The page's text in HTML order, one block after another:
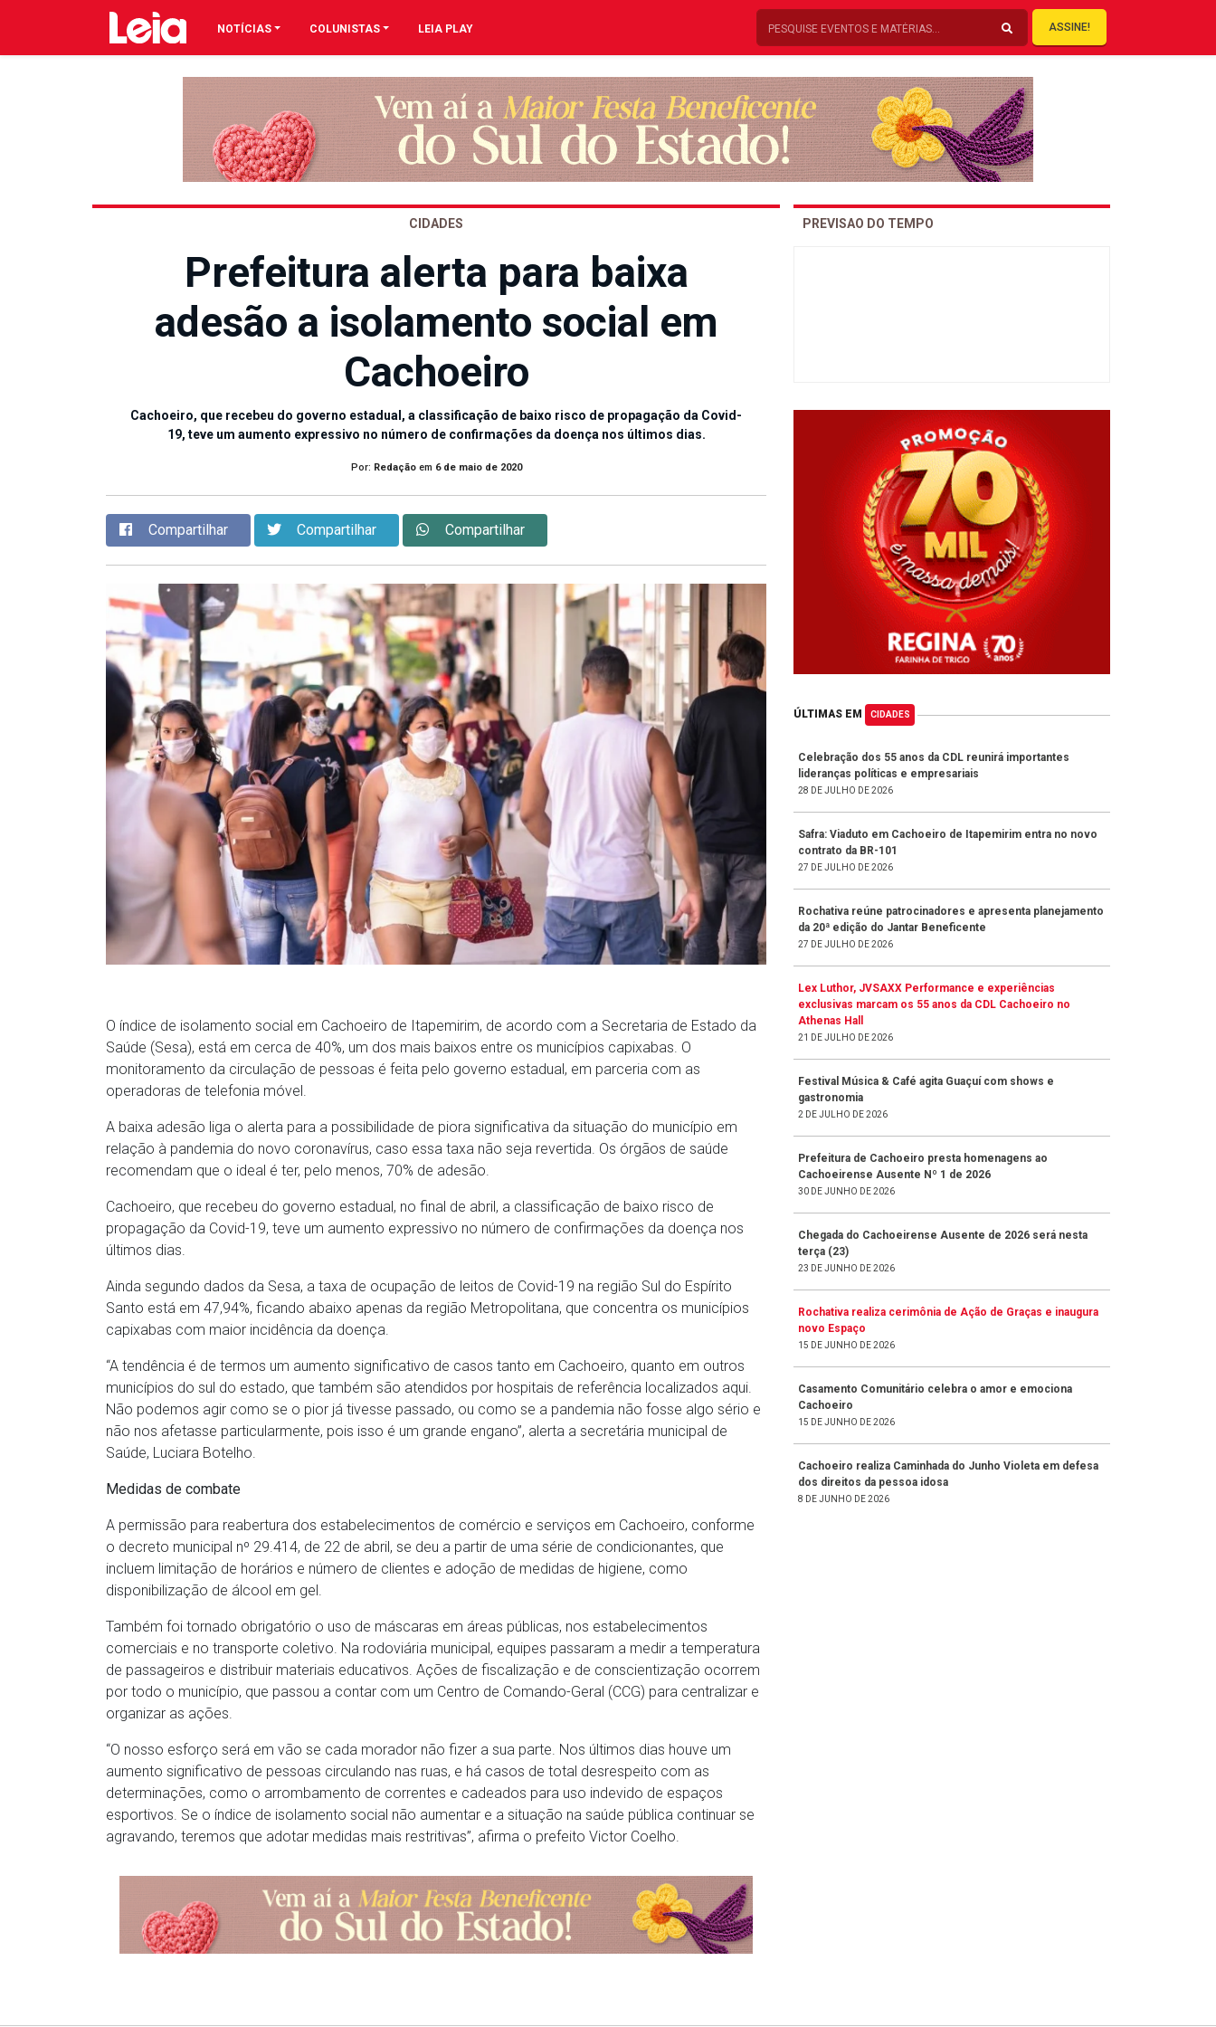
NOTÍCIAS COLUNISTAS LEIA PLAY ASSINE!
CIDADES
Prefeitura alerta para baixa
adesão a isolamento social em
Cachoeiro
Cachoeiro, que recebeu do governo estadual, a classificação de baixo risco de propagação da Covid-
19, teve um aumento expressivo no número de confirmações da doença nos últimos dias.
Por: Redaçãoem 6 de maio de 2020
Compartilhar Compartilhar Compartilhar
O índice de isolamento social em Cachoeiro de Itapemirim, de acordo com a Secretaria de Estado da
Saúde (Sesa), está em cerca de 40%, um dos mais baixos entre os municípios capixabas. O
monitoramento da circulação de pessoas é feita pelo governo estadual, em parceria com as
operadoras de telefonia móvel.
A baixa adesão liga o alerta para a possibilidade de piora significativa da situação do município em
relação à pandemia do novo coronavírus, caso essa taxa não seja revertida. Os órgãos de saúde
recomendam que o ideal é ter, pelo menos, 70% de adesão.
Cachoeiro, que recebeu do governo estadual, no final de abril, a classificação de baixo risco de
propagação da Covid-19, teve um aumento expressivo no número de confirmações da doença nos
últimos dias.
Ainda segundo dados da Sesa, a taxa de ocupação de leitos de Covid-19 na região Sul do Espírito
Santo está em 47,94%, ficando abaixo apenas da região Metropolitana, que concentra os municípios
capixabas com maior incidência da doença.
“A tendência é de termos um aumento significativo de casos tanto em Cachoeiro, quanto em outros
municípios do sul do estado, que também são atendidos por hospitais de referência localizados aqui.
Não podemos agir como se o pior já tivesse passado, ou como se a pandemia não fosse algo sério e
não nos afetasse particularmente, pois isso é um grande engano”, alerta a secretária municipal de
Saúde, Luciara Botelho.
Medidas de combate
A permissão para reabertura dos estabelecimentos de comércio e serviços em Cachoeiro, conforme
o decreto municipal nº 29.414, de 22 de abril, se deu a partir de uma série de condicionantes, que
incluem limitação de horários e número de clientes e adoção de medidas de higiene, como
disponibilização de álcool em gel.
Também foi tornado obrigatório o uso de máscaras em áreas públicas, nos estabelecimentos
comerciais e no transporte coletivo. Na rodoviária municipal, equipes passaram a medir a temperatura
de passageiros e distribuir materiais educativos. Ações de fiscalização e de conscientização ocorrem
por todo o município, que passou a contar com um Centro de Comando-Geral (CCG) para centralizar e
organizar as ações.
“O nosso esforço será em vão se cada morador não fizer a sua parte. Nos últimos dias houve um
aumento significativo de pessoas circulando nas ruas, e há casos de total desrespeito com as
determinações, como o arrombamento de correntes e cadeados para uso indevido de espaços
esportivos. Se o índice de isolamento social não aumentar e a situação na saúde pública continuar se
agravando, teremos que adotar medidas mais restritivas”, afirma o prefeito Victor Coelho.
PREVISAO DO TEMPO
ÚLTIMAS EM CIDADES
Celebração dos 55 anos da CDL reunirá importantes
lideranças políticas e empresariais
28 DE JULHO DE 2026
Safra: Viaduto em Cachoeiro de Itapemirim entra no novo
contrato da BR-101
27 DE JULHO DE 2026
Rochativa reúne patrocinadores e apresenta planejamento
da 20ª edição do Jantar Beneficente
27 DE JULHO DE 2026
Lex Luthor, JVSAXX Performance e experiências
exclusivas marcam os 55 anos da CDL Cachoeiro no
Athenas Hall
21 DE JULHO DE 2026
Festival Música & Café agita Guaçuí com shows e
gastronomia
2 DE JULHO DE 2026
Prefeitura de Cachoeiro presta homenagens ao
Cachoeirense Ausente Nº 1 de 2026
30 DE JUNHO DE 2026
Chegada do Cachoeirense Ausente de 2026 será nesta
terça (23)
23 DE JUNHO DE 2026
Rochativa realiza cerimônia de Ação de Graças e inaugura
novo Espaço
15 DE JUNHO DE 2026
Casamento Comunitário celebra o amor e emociona
Cachoeiro
15 DE JUNHO DE 2026
Cachoeiro realiza Caminhada do Junho Violeta em defesa
dos direitos da pessoa idosa
8 DE JUNHO DE 2026